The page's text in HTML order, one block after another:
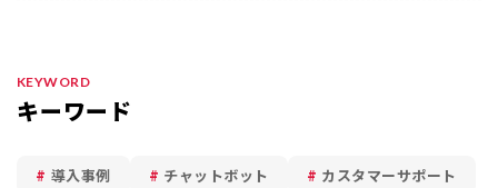
KEYWORD
キーワード
導入事例 チャットボット
カスタマーサポート